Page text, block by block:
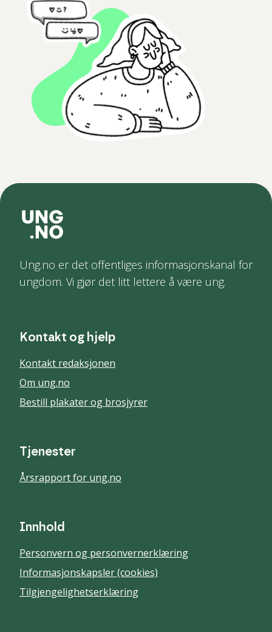
Ung.no er det offentliges informasjonskanal for
ungdom. Vi gjør det litt lettere å være ung.
Kontakt og hjelp
Kontakt redaksjonen
Om ung.no
Bestill plakater og brosjyrer
Tjenester
Årsrapport for ung.no
Innhold
Personvern og personvernerklæring
Informasjonskapsler (cookies)
Tilgjengelighetserklæring